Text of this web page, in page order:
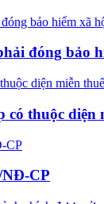
đóng bảo
có thuộc
NĐ-CP